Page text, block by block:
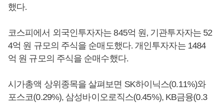
했다.
코스피에서 외국인투자자는 845억 원, 기관투자자는 52
4억 원 규모의 주식을 순매도했다. 개인투자자는 1484
억 원 규모의 주식을 순매수했다.
시가총액 상위종목을 살펴보면 SK하이닉스(0.11%)와
포스코(0.29%), 삼성바이오로직스(0.45%), KB금융(0.3